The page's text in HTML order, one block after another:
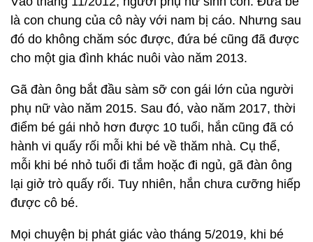
là con chung của cô này với nam bị cáo. Nhưng sau
đó do không chăm sóc được, đứa bé cũng đã được
cho một gia đình khác nuôi vào năm 2013.
Gã đàn ông bắt đầu sàm sỡ con gái lớn của người
phụ nữ vào năm 2015. Sau đó, vào năm 2017, thời
điểm bé gái nhỏ hơn được 10 tuổi, hắn cũng đã có
hành vi quấy rối mỗi khi bé về thăm nhà. Cụ thể,
mỗi khi bé nhỏ tuổi đi tắm hoặc đi ngủ, gã đàn ông
lại giở trò quấy rối. Tuy nhiên, hắn chưa cưỡng hiếp
được cô bé.
Mọi chuyện bị phát giác vào tháng 5/2019, khi bé